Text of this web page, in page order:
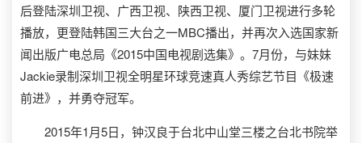
后登陆深圳卫视、广西卫视、陕西卫视、厦门卫视进行多轮
播放，更登陆韩国三大台之一MBC播出，并再次入选国家新
闻出版广电总局《2015中国电视剧选集》。7月份，与妹妹
Jackie录制深圳卫视全明星环球竞速真人秀综艺节目《极速
前进》，并勇夺冠军。
2015年1月5日，钟汉良于台北中山堂三楼之台北书院举